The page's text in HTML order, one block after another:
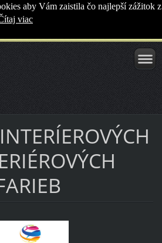
aby Vám zaistila čo najlepší zážitok z
viac